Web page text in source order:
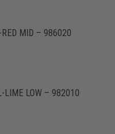
MID – 986020
LIME LOW – 982010